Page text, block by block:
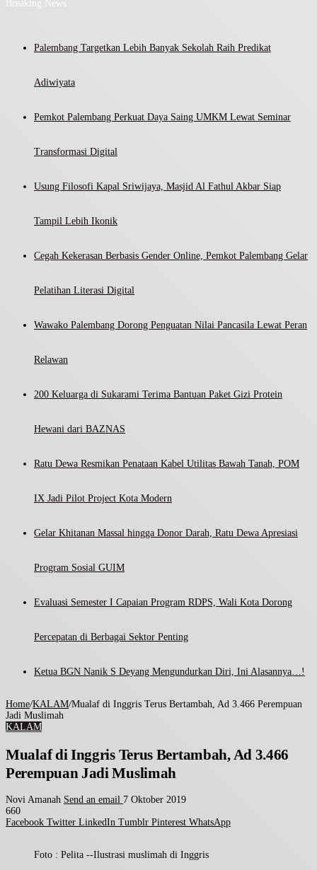
Breaking News
Palembang Targetkan Lebih Banyak Sekolah Raih Predikat
Adiwiyata
Pemkot Palembang Perkuat Daya Saing UMKM Lewat Seminar
Transformasi Digital
Usung Filosofi Kapal Sriwijaya, Masjid Al Fathul Akbar Siap
Tampil Lebih Ikonik
Cegah Kekerasan Berbasis Gender Online, Pemkot Palembang Gelar
Pelatihan Literasi Digital
Wawako Palembang Dorong Penguatan Nilai Pancasila Lewat Peran
Relawan
200 Keluarga di Sukarami Terima Bantuan Paket Gizi Protein
Hewani dari BAZNAS
Ratu Dewa Resmikan Penataan Kabel Utilitas Bawah Tanah, POM
IX Jadi Pilot Project Kota Modern
Gelar Khitanan Massal hingga Donor Darah, Ratu Dewa Apresiasi
Program Sosial GUIM
Evaluasi Semester I Capaian Program RDPS, Wali Kota Dorong
Percepatan di Berbagai Sektor Penting
Ketua BGN Nanik S Deyang Mengundurkan Diri, Ini Alasannya…!
Home/KALAM/Mualaf di Inggris Terus Bertambah, Ad 3.466 Perempuan
Jadi Muslimah
KALAM
Mualaf di Inggris Terus Bertambah, Ad 3.466
Perempuan Jadi Muslimah
Novi Amanah Send an email 7 Oktober 2019
660
Facebook Twitter LinkedIn Tumblr Pinterest WhatsApp
Foto : Pelita --Ilustrasi muslimah di Inggris